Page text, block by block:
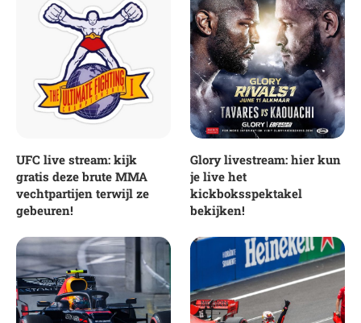
UFC live stream: kijk
gratis deze brute MMA
vechtpartijen terwijl ze
gebeuren!
Glory livestream: hier kun
je live het
kickboksspektakel
bekijken!